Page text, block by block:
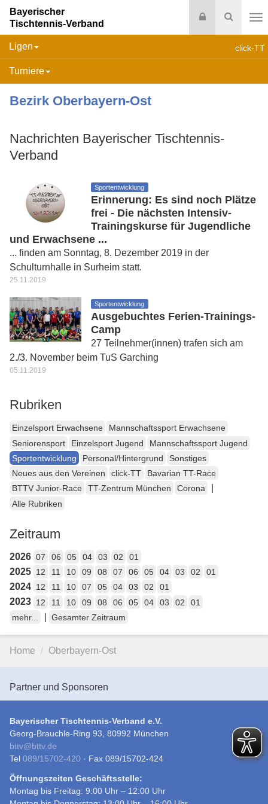
Suche
Login
Bayerischer
Tischtennis-Verband
click-TT
Ligen
Turniere
Bezirk Oberbayern-Ost
Nachrichten Bayerischer Tischtennis-
Verband
Sportentwicklung
Erinnerung: Es sind noch Plätze
frei - Die nächsten Intensiv-
Trainingskurse für Jugendliche
und Erwachsene ...
... finden am Sonntag, 8. Dezember 2019 in der
Schulturnhalle in Surheim statt.
25.11.2019
Sportentwicklung
Ausgebuchtes Ferien-Trainings-
Camp
27 Teilnehmer(innen) trafen sich am
2./3. November beim TuS Garching
05.11.2019
Rubriken
Einzelsport Erwachsene
Mannschaftssport Erwachsene
Seniorensport
Einzelsport Jugend
Mannschaftssport Jugend
Sportentwicklung
Personal/Hintergrund
Sonstiges
Neues aus den Vereinen
click-TT
Bavarian TT-Race
BTTV Junior-Race
TT-Zentrum München Corona
Alle Rubriken
Zeitraum
2026 07 06 05 04 03 02 01
2025 12 11 10 09 08 07 06 05 04 03 02 01
2024 12 11 10 07 05 04 03 02 01
2023 12 11 10 09 08 06 05 04 03 02
01
mehr...
Gesamter Zeitraum
Home Oberbayern-Ost
Partner und Sponsoren
Bayerischer Tischtennis-Verband e.V.
Georg-Brauchle-Ring 93, 80992 München
bttv@bttv.de
Tel 089/15702-420 · Fax 089/15702-424
Öffnungszeiten Geschäftsstelle:
Montag bis Freitag: 9:00 Uhr – 12:00 Uhr